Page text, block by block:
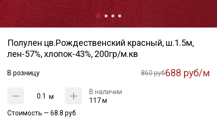
Полулен цв.Рождественский красный, ш.1.5м,
лен-57%, хлопок-43%, 200гр/м.кв
В розницу 860 руб688 руб/м
м
В наличии
117 м
Стоимость — 68.8 руб